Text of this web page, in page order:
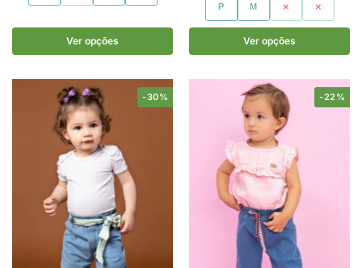
Ver opções
P M G GG
Ver opções
-30% -22%